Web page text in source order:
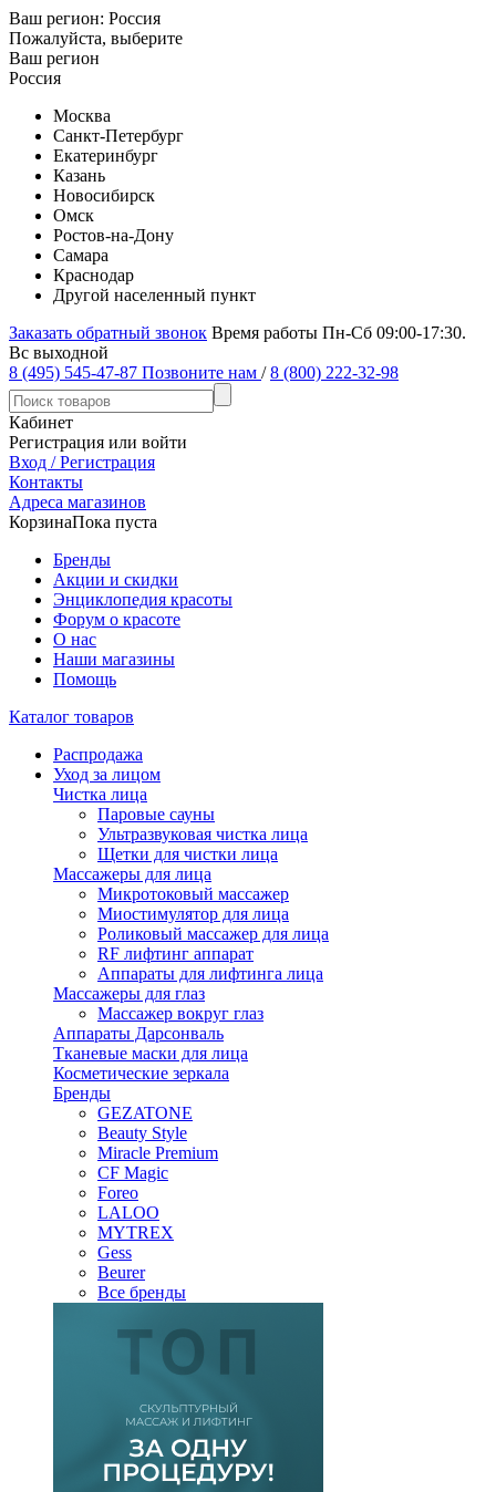
Ваш регион: Россия
Пожалуйста, выберите
Ваш регион
Россия
Москва
Санкт-Петербург
Екатеринбург
Казань
Новосибирск
Омск
Ростов-на-Дону
Самара
Краснодар
Другой населенный пункт
Заказать обратный звонок Время работы Пн-Сб 09:00-17:30.
Вс выходной
8 (495) 545-47-87 Позвоните нам / 8 (800) 222-32-98
Кабинет
Регистрация или войти
Вход / Регистрация
Контакты
Адреса магазинов
КорзинаПока пуста
Бренды
Акции и скидки
Энциклопедия красоты
Форум о красоте
О нас
Наши магазины
Помощь
Каталог товаров
Распродажа
Уход за лицом
Чистка лица
Паровые сауны
Ультразвуковая чистка лица
Щетки для чистки лица
Массажеры для лица
Микротоковый массажер
Миостимулятор для лица
Роликовый массажер для лица
RF лифтинг аппарат
Аппараты для лифтинга лица
Массажеры для глаз
Массажер вокруг глаз
Аппараты Дарсонваль
Тканевые маски для лица
Косметические зеркала
Бренды
GEZATONE
Beauty Style
Miracle Premium
CF Magic
Foreo
LALOO
MYTREX
Gess
Beurer
Все бренды